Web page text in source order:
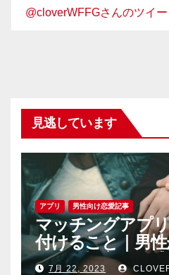
@cloverWFFGさんのツイー
見逃しています
アプリ 男性向け恋愛記事
マッチングアプ
付けること｜男
ちな恐怖心と警戒
7月 22, 2023